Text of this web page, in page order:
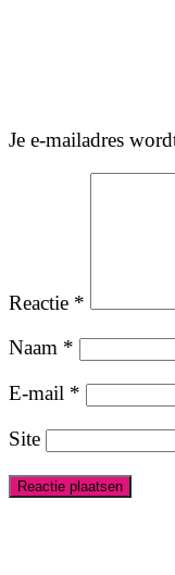
Je e-mailadres
Reactie *
Naam *
E-mail *
Site